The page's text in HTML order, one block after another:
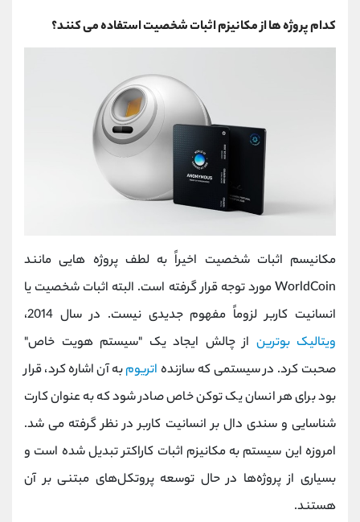
کدام پروژه ها از مکانیزم اثبات شخصیت استفاده می کنند؟
مکانیسم اثبات شخصیت اخیراً به لطف پروژه هایی مانند
WorldCoin مورد توجه قرار گرفته است. البته اثبات شخصیت یا
انسانیت کاربر لزوماً مفهوم جدیدی نیست. در سال 2014،
ویتالیک بوترین از چالش ایجاد یک "سیستم هویت خاص"
صحبت کرد. در سیستمی که سازنده اتریومبه آن اشاره کرد، قرار
بود برای هر انسان یک توکن خاص صادر شود که به عنوان کارت
شناسایی و سندی دال بر انسانیت کاربر در نظر گرفته می شد.
امروزه این سیستم به مکانیزم اثبات کاراکتر تبدیل شده است و
بسیاری از پروژه‌ها در حال توسعه پروتکل‌های مبتنی بر آن
هستند.